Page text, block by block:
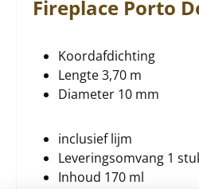
Fireplace Porto
Koordafdichting
Lengte 3,70 m
Diameter 10 mm
inclusief lijm
Leveringsomvang 1
Inhoud 170 ml